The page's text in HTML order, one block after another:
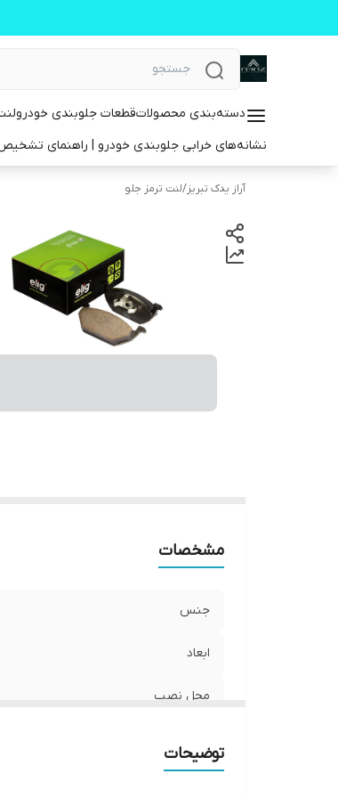
دسته‌بندی محصولاتقطعات جلوبندی خودرو
نشانه‌های خرابی جلوبندی خودرو | راهنمای
آراز یدک تبریز/لنت ترمز جلو
مشخصات
جنس
ابعاد
محل نصب
توضیحات